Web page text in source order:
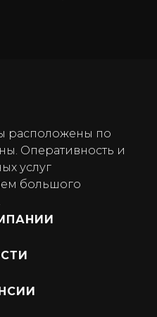
расположены по
Оперативность и
услуг
большого